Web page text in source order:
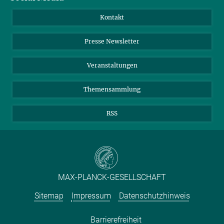
Meldestelle Fehlverhalten
TikTok
Instagram
YouTube
Kontakt
Presse Newsletter
Veranstaltungen
Themensammlung
RSS
MAX-PLANCK-GESELLSCHAFT
Sitemap
Impressum Datenschutzhinweis
Barrierefreiheit